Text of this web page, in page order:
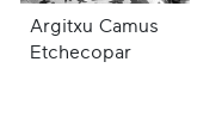
Argitxu Camus
Etchecopar